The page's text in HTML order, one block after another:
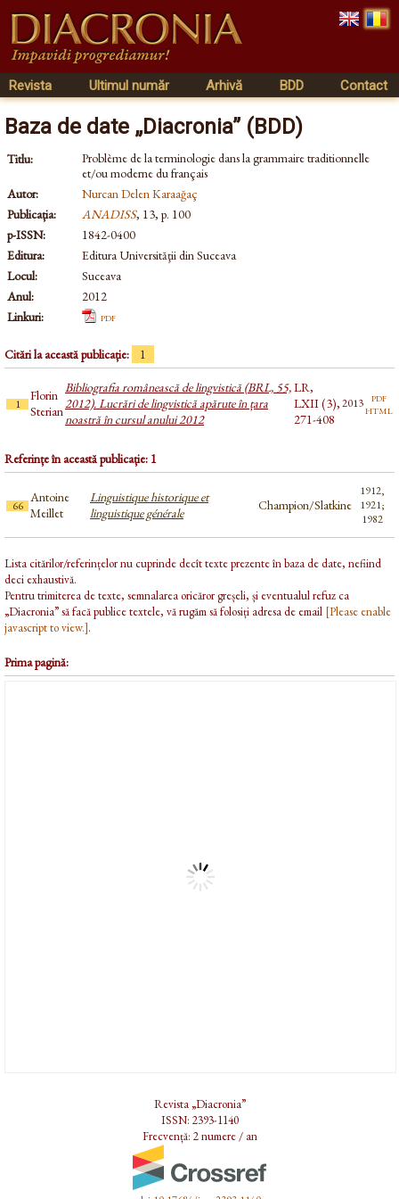
Revista Ultimul număr Arhivă BDD Contact
Baza de date „Diacronia” (BDD)
Titlu:
Problème de la terminologie dans la grammaire traditionnelle
et/ou moderne du français
Autor:
Nurcan Delen Karaağaç
Publicația:
ANADISS, 13, p. 100
p-ISSN:
1842-0400
Editura:
Editura Universităţii din Suceava
Locul:
Suceava
Anul:
2012
Linkuri:
pdf
Citări la această publicație: 1
1
Florin
Sterian
Bibliografia românească de lingvistică (BRL, 55,
2012). Lucrări de lingvistică apărute în țara
noastră în cursul anului 2012
LR,
LXII (3),
271-408
2013 pdf
html
Referințe în această publicație: 1
66
Antoine
Meillet
Linguistique historique et
linguistique générale
Champion/Slatkine
1912,
1921;
1982
Lista citărilor/referințelor nu cuprinde decît texte prezente în baza de date, nefiind
deci exhaustivă.
Pentru trimiterea de texte, semnalarea oricăror greșeli, și eventualul refuz ca
„Diacronia” să facă publice textele, vă rugăm să folosiți adresa de email [Please enable
javascript to view.].
Prima pagină:
Revista „Diacronia”
ISSN: 2393-1140
Frecvență: 2 numere / an